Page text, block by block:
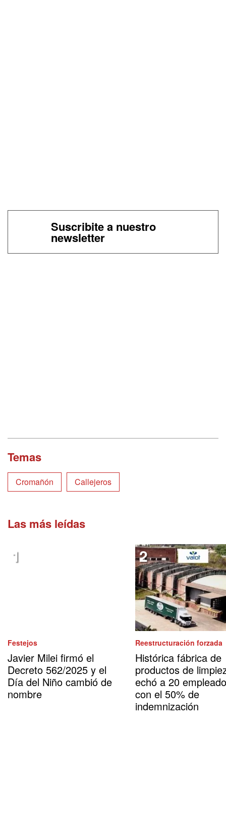
Suscribite a nuestro
newsletter
Temas
Cromañón Callejeros
Las más leídas
Festejos
Javier Milei firmó el
Decreto 562/2025 y el
Día del Niño cambió de
nombre
Reestructuración forzada
Histórica fábrica de
productos de
echó a 20
con el 50% de
indemnización